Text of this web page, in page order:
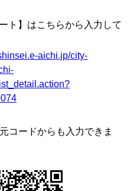
ト】はこちらから入力して
aichi.jp/city-
コードからも入力できま